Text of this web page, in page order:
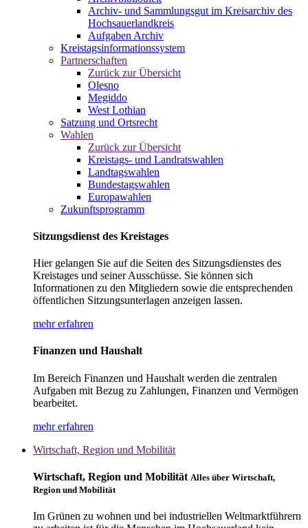
Archiv- und Sammlungsgut im Kreisarchiv des
Hochsauerlandkreis
Aufgaben Archiv
Kreistagsinformationssystem
Partnerschaften
Zurück zur Übersicht
Olesno
Megiddo
West Lothian
Satzung und Ortsrecht
Wahlen
Zurück zur Übersicht
Kreistags- und Landratswahlen
Landtagswahlen
Bundestagswahlen
Europawahlen
Zukunftsprogramm
Sitzungsdienst des Kreistages
Hier gelangen Sie auf die Seiten des Sitzungsdienstes des
Kreistages und seiner Ausschüsse. Sie können sich
Informationen zu den Mitgliedern sowie die entsprechenden
öffentlichen Sitzungsunterlagen anzeigen lassen.
mehr erfahren
Finanzen und Haushalt
Im Bereich Finanzen und Haushalt werden die zentralen
Aufgaben mit Bezug zu Zahlungen, Finanzen und Vermögen
bearbeitet.
mehr erfahren
Wirtschaft, Region und Mobilität
Wirtschaft, Region und Mobilität Alles über Wirtschaft,
Region und Mobilität
Im Grünen zu wohnen und bei industriellen Weltmarktführern